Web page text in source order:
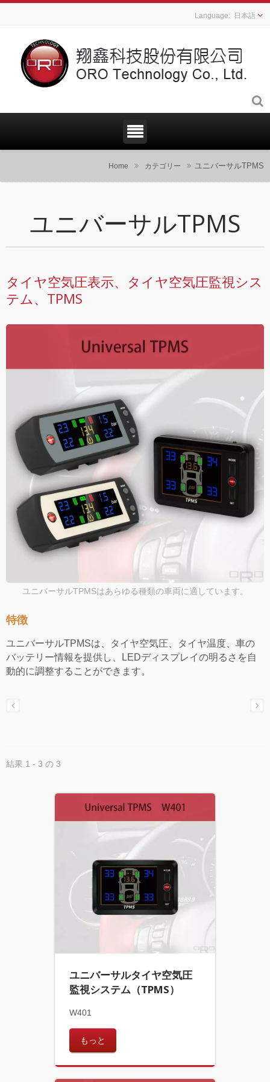
日本語
Home カテゴリー ユニバーサルTPMS
ユニバーサルTPMS
タイヤ空気圧表示、タイヤ空気圧監視シス
テム、TPMS
ユニバーサルTPMSはあらゆる種類の車両に適しています。
特徴
ユニバーサルTPMSは、タイヤ空気圧、タイヤ温度、車の
バッテリー情報を提供し、LEDディスプレイの明るさを自
動的に調整することができます。
結果 1 - 3 の 3
ユニバーサルタイヤ空気圧
監視システム（TPMS）
W401
もっと